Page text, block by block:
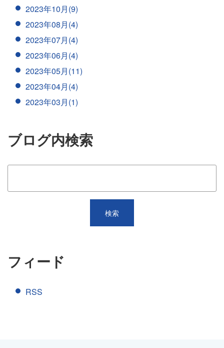
2023年10月(9)
2023年08月(4)
2023年07月(4)
2023年06月(4)
2023年05月(11)
2023年04月(4)
2023年03月(1)
ブログ内検索
フィード
RSS